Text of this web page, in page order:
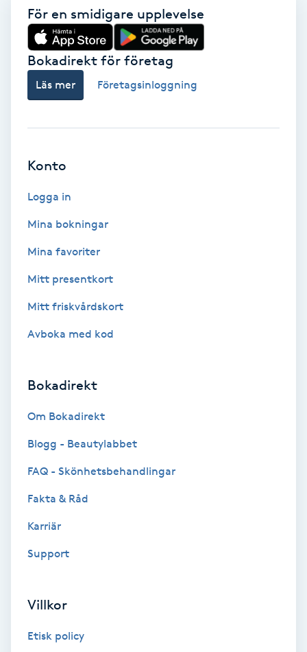
Fillers
Fotmassage
Fotvård
Fransar
Fransfärgning
Fransförlängning
Fransrengöring
Frekvensterapi
Friskvårdsmassage
Funktionsanalys
För en smidigare upplevelse
Bokadirekt för företag
Läs mer Företagsinloggning
Konto
Logga in
Mina bokningar
Mina favoriter
Mitt presentkort
Mitt friskvårdskort
Avboka med kod
Bokadirekt
Om Bokadirekt
Blogg - Beautylabbet
FAQ - Skönhetsbehandlingar
Fakta & Råd
Karriär
Support
Villkor
Etisk policy